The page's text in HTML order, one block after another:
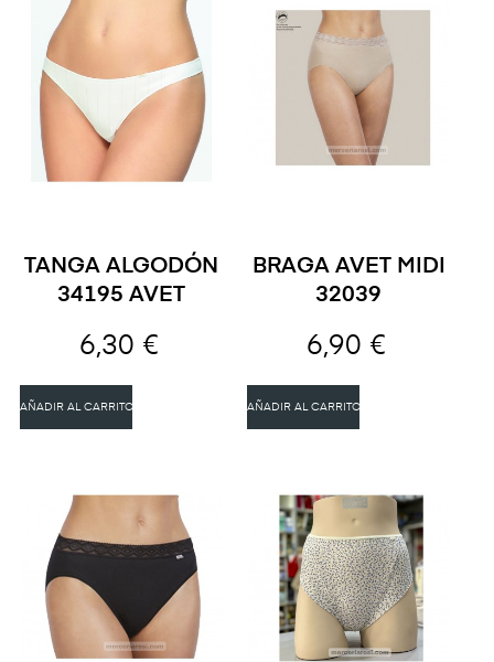
TANGA ALGODÓN
34195 AVET
6,30 €
AÑADIR AL CARRITO
BRAGA AVET MIDI
32039
6,90 €
AÑADIR AL CARRITO